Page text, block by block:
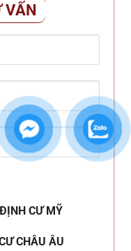
VẤN
ĐỊNH CƯ MỸ
CHÂU ÂU